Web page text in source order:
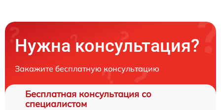
Нужна консультация?
Закажите бесплатную консультацию
Бесплатная консультация со
специалистом